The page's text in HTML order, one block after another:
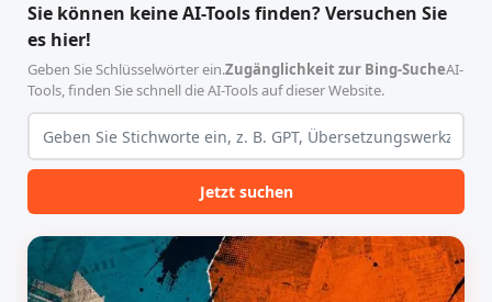
Nature、Science、Cell 等）
的论文撰写与发表流程设计。
该工具集以智能体插...
（如 VPS）设计。它完全采用
无需安装...
Sie können keine AI-Tools finden? Versuchen Sie
es hier!
Geben Sie Schlüsselwörter ein.Zugänglichkeit zur Bing-SucheAI-
Tools, finden Sie schnell die AI-Tools auf dieser Website.
Jetzt suchen